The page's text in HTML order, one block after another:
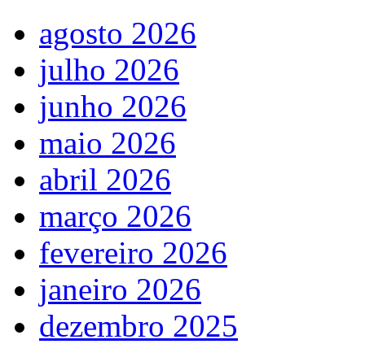
agosto 2026
julho 2026
junho 2026
maio 2026
abril 2026
março 2026
fevereiro 2026
janeiro 2026
dezembro 2025